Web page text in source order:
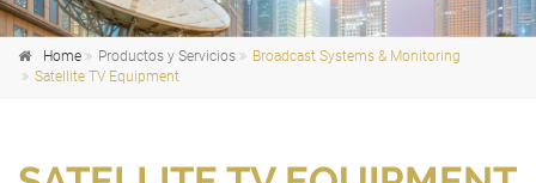
Home Productos y Servicios
Broadcast Systems & Monitoring
Satellite TV Equipment